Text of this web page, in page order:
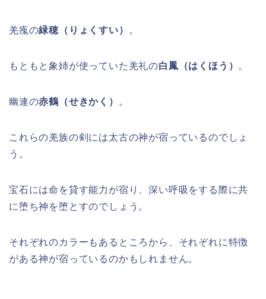
羌瘣の緑穂（りょくすい） 。
もともと象姉が使っていた羌礼の白鳳（はくほう） 。
幽連の赤鶴（せきかく） 。
これらの羌族の剣には太古の神が宿っているのでしょ
う。
宝石には命を貸す能力が宿り、深い呼吸をする際に共
に堕ち神を堕とすのでしょう。
それぞれのカラーもあるところから、それぞれに特徴
がある神が宿っているのかもしれません。